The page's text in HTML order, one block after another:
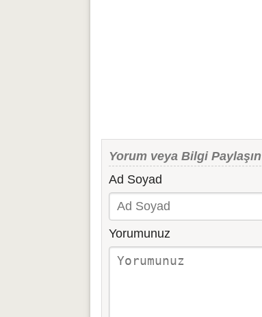
Yorum veya Bilgi Paylaşın
Ad Soyad
Yorumunuz